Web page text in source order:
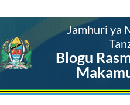
Jamhuri ya
Blogu